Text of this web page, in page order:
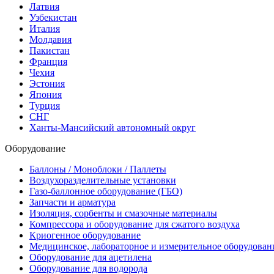
Латвия
Узбекистан
Италия
Молдавия
Пакистан
Франция
Чехия
Эстония
Япония
Турция
СНГ
Ханты-Мансийский автономный округ
Оборудование
Баллоны / Моноблоки / Паллеты
Воздухоразделительные установки
Газо-баллонное оборудование (ГБО)
Запчасти и арматура
Изоляция, сорбенты и смазочные материалы
Компрессора и оборудование для сжатого воздуха
Криогенное оборудование
Медицинское, лабораторное и измерительное
Оборудование для ацетилена
Оборудование для водорода